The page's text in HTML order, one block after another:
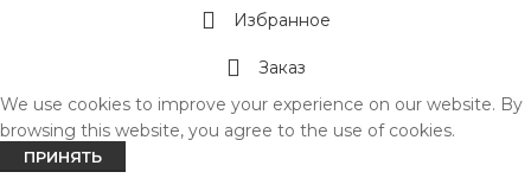
Избранное
Заказ
We use cookies to improve your experience on our website. By
browsing this website, you agree to the use of cookies.
ПРИНЯТЬ